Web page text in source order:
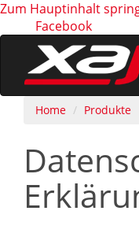
Zum Hauptinhalt
Facebook
Home Produkte